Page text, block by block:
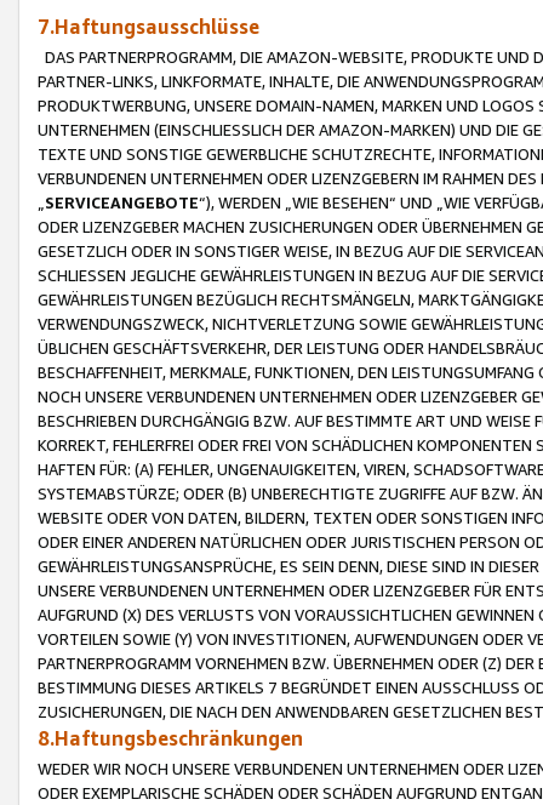
7.Haftungsausschlüsse
DAS PARTNERPROGRAMM, DIE AMAZON-WEBSITE, PRODUKTE UND
PARTNER-LINKS, LINKFORMATE, INHALTE, DIE
PRODUKTWERBUNG, UNSERE DOMAIN-NAMEN, MARKEN UND
UNTERNEHMEN (EINSCHLIESSLICH DER AMAZON-MARKEN) UND DIE
TEXTE UND SONSTIGE GEWERBLICHE SCHUTZRECHTE,
VERBUNDENEN UNTERNEHMEN ODER LIZENZGEBERN IM RAHMEN
SERVICEANGEBOTE“), WERDEN „WIE BESEHEN“ UND „WIE
ODER LIZENZGEBER MACHEN ZUSICHERUNGEN ODER ÜBERNEHMEN
GESETZLICH ODER IN SONSTIGER WEISE, IN BEZUG AUF DIE
SCHLIESSEN JEGLICHE GEWÄHRLEISTUNGEN IN BEZUG AUF DIE
GEWÄHRLEISTUNGEN BEZÜGLICH RECHTSMÄNGELN,
VERWENDUNGSZWECK, NICHTVERLETZUNG SOWIE
ÜBLICHEN GESCHÄFTSVERKEHR, DER LEISTUNG ODER
BESCHAFFENHEIT, MERKMALE, FUNKTIONEN, DEN
NOCH UNSERE VERBUNDENEN UNTERNEHMEN ODER LIZENZGEBER
BESCHRIEBEN DURCHGÄNGIG BZW. AUF BESTIMMTE ART UND
KORREKT, FEHLERFREI ODER FREI VON SCHÄDLICHEN
HAFTEN FÜR: (A) FEHLER, UNGENAUIGKEITEN, VIREN,
SYSTEMABSTÜRZE; ODER (B) UNBERECHTIGTE ZUGRIFFE AUF BZW.
WEBSITE ODER VON DATEN, BILDERN, TEXTEN ODER SONSTIGEN
ODER EINER ANDEREN NATÜRLICHEN ODER JURISTISCHEN PERSON
GEWÄHRLEISTUNGSANSPRÜCHE, ES SEIN DENN, DIESE SIND IN
UNSERE VERBUNDENEN UNTERNEHMEN ODER LIZENZGEBER FÜR
AUFGRUND (X) DES VERLUSTS VON VORAUSSICHTLICHEN
VORTEILEN SOWIE (Y) VON INVESTITIONEN, AUFWENDUNGEN ODER
PARTNERPROGRAMM VORNEHMEN BZW. ÜBERNEHMEN ODER (Z)
BESTIMMUNG DIESES ARTIKELS 7 BEGRÜNDET EINEN AUSSCHLUSS
ZUSICHERUNGEN, DIE NACH DEN ANWENDBAREN GESETZLICHEN
8.Haftungsbeschränkungen
WEDER WIR NOCH UNSERE VERBUNDENEN UNTERNEHMEN ODER
ODER EXEMPLARISCHE SCHÄDEN ODER SCHÄDEN AUFGRUND